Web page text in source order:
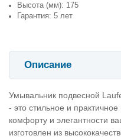
Высота (мм): 175
Гарантия: 5 лет
Описание
Умывальник подвесной
- это стильное и
комфорту и элегантности
изготовлен из